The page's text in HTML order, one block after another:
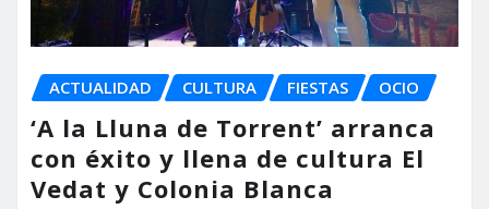
ACTUALIDAD CULTURA FIESTAS OCIO
‘A la Lluna de Torrent’ arranca
con éxito y llena de cultura El
Vedat y Colonia Blanca